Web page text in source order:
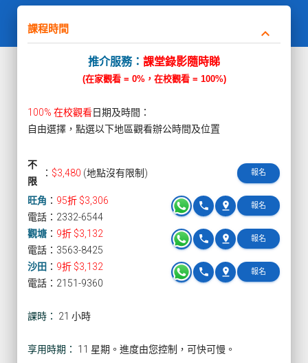
課程時間 keyboard_arrow_down
推介服務： 課堂錄影隨時睇
(在家觀看 = 0%，在校觀看 = 100%)
100% 在校觀看日期及時間：
自由選擇，點選以下地區觀看辦公時間及位置
不
限
： $3,480 (地點沒有限制) 報名
旺角 ： 95折 $3,306 報名
pin_drop
phone
電話：2332-6544
觀塘 ： 9折 $3,132 報名
pin_drop
phone
電話：3563-8425
沙田 ： 9折 $3,132 報名
pin_drop
phone
電話：2151-9360
課時： 21 小時
享用時期： 11 星期。進度由您控制，可快可慢。